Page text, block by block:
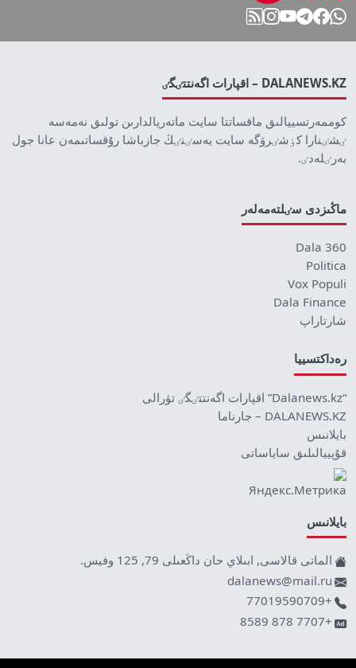
DALANEWS.KZ – اقپارات اگەنتتٸگٸ
كوممەرتسييالىق ماقساتتا سايت ماتەريالدارىن تولىق نەمەسە
ٸشٸنارا كٶشٸرۋگە سايت يەسٸنٸڭ جازباشا رۇقساتىمەن عانا جول
بەرٸلەدٸ.
ماڭىزدى سٸلتەمەلەر
Dala 360
Politica
Vox Populi
Dala Finance
شارتاراپ
رەداكتسييا
“Dalanews.kz” اقپارات اگەنتتٸگٸ تۋرالى
DALANEWS.KZ – جارناما
بايلانىس
قۇپييالىلىق ساياساتى
بايلانىس
الماتى قالاسى, ابىلاي حان داڭعىلى 79, 125 وفيس.
dalanews@mail.ru
+77019590709
+7707 878 8589